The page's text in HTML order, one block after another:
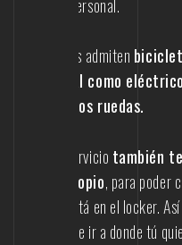
movilidad personal.
Las taquillas admiten
tradicional como
de una o dos ruedas.
Con este servicio también
interno propio, para poder
mientras está en el locker.
encenderlo e ir a donde tú